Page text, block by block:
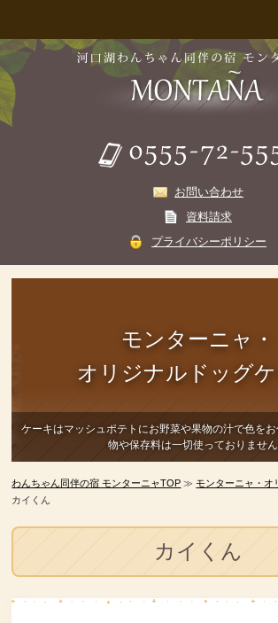
お問い合わせ
資料請求
プライバシーポリシー
モンターニャ・
オリジナルドッグケ
ケーキはマッシュポテトにお野菜や果物の汁で色をお
物や保存料は一切使っておりません
わんちゃん同伴の宿 モンターニャTOP ≫モンターニャ・オ
カイくん
カイくん